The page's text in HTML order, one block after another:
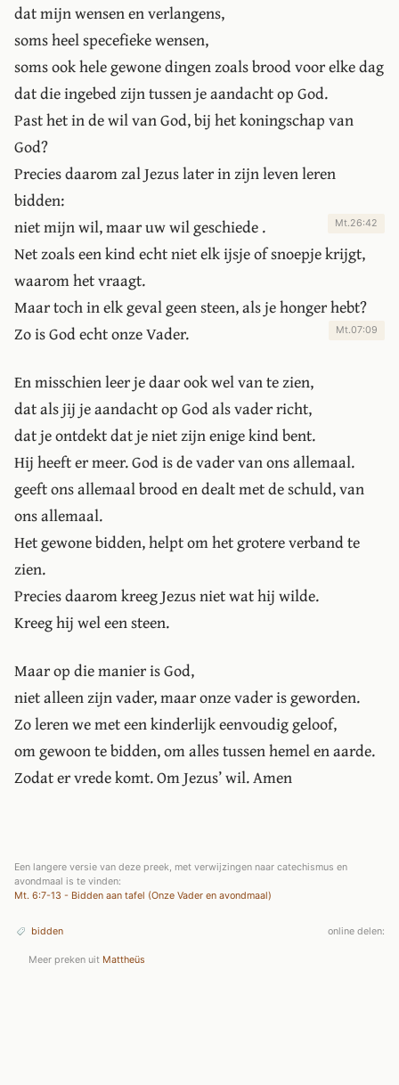
dat mijn wensen en verlangens,
soms heel specefieke wensen,
soms ook hele gewone dingen zoals brood voor elke dag
dat die ingebed zijn tussen je aandacht op God.
Past het in de wil van God, bij het koningschap van
God?
Precies daarom zal Jezus later in zijn leven leren
bidden:
niet mijn wil, maar uw wil geschiede
Mt.26:42
.
Net zoals een kind echt niet elk ijsje of snoepje krijgt,
waarom het vraagt.
Maar toch in elk geval geen steen, als je honger hebt?
Mt.07:09
Zo is God echt onze Vader.
En misschien leer je daar ook wel van te zien,
dat als jij je aandacht op God als vader richt,
dat je ontdekt dat je niet zijn enige kind bent.
Hij heeft er meer. God is de vader van ons allemaal.
geeft ons allemaal brood en dealt met de schuld, van
ons allemaal.
Het gewone bidden, helpt om het grotere verband te
zien.
Precies daarom kreeg Jezus niet wat hij wilde.
Kreeg hij wel een steen.
Maar op die manier is God,
niet alleen zijn vader, maar onze vader is geworden.
Zo leren we met een kinderlijk eenvoudig geloof,
om gewoon te bidden, om alles tussen hemel en aarde.
Zodat er vrede komt. Om Jezus’ wil. Amen
Een langere versie van deze preek, met verwijzingen naar catechismus en
avondmaal is te vinden:
Mt. 6:7-13 - Bidden aan tafel (Onze Vader en avondmaal)
online delen:
bidden
Meer preken uit Mattheüs